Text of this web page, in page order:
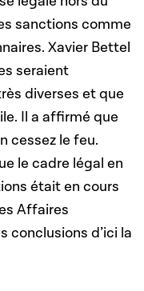
sanctions comme
Xavier Bettel
seraient
diverses et que
Il a affirmé que
cessez le feu.
le cadre légal en
était en cours
Affaires
conclusions d’ici la